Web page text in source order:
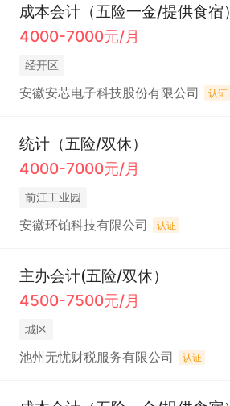
成本会计（五险一金/提供食宿）
4000-7000元/月
经开区
安徽安芯电子科技股份有限公司 认证
统计（五险/双休）
4000-7000元/月
前江工业园
安徽环铂科技有限公司 认证
主办会计(五险/双休）
4500-7500元/月
城区
池州无忧财税服务有限公司 认证